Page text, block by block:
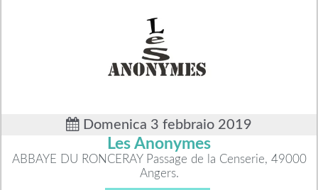
Domenica 3 febbraio 2019
Les Anonymes
ABBAYE DU RONCERAY Passage de la Censerie, 49000
Angers.